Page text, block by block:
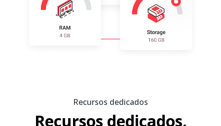
Recursos dedicados
Recursos dedicados.